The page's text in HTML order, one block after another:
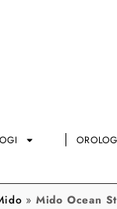
» Mido Ocean